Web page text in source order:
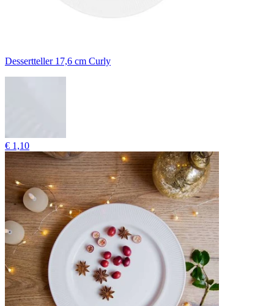
Dessertteller 17,6 cm Curly
€ 1,10